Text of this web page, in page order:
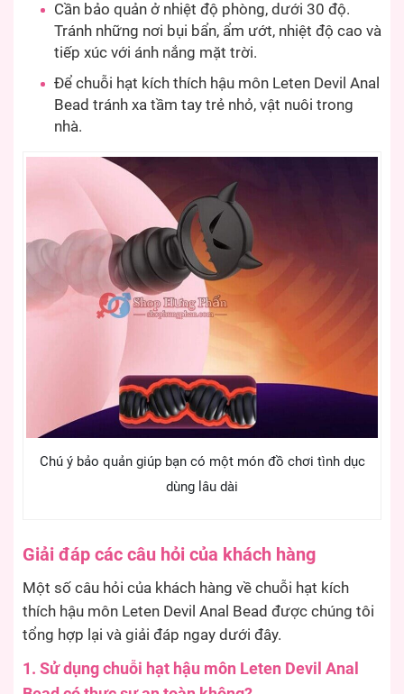
Cần bảo quản ở nhiệt độ phòng, dưới 30 độ.
Tránh những nơi bụi bẩn, ẩm ướt, nhiệt độ cao và
tiếp xúc với ánh nắng mặt trời.
Để chuỗi hạt kích thích hậu môn Leten Devil Anal
Bead tránh xa tầm tay trẻ nhỏ, vật nuôi trong
nhà.
Chú ý bảo quản giúp bạn có một món đồ chơi tình dục
dùng lâu dài
Giải đáp các câu hỏi của khách hàng
Một số câu hỏi của khách hàng về chuỗi hạt kích
thích hậu môn Leten Devil Anal Bead được chúng tôi
tổng hợp lại và giải đáp ngay dưới đây.
1. Sử dụng chuỗi hạt hậu môn Leten Devil Anal